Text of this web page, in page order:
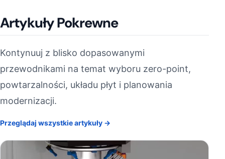
Artykuły Pokrewne
Kontynuuj z blisko dopasowanymi
przewodnikami na temat wyboru zero-point,
powtarzalności, układu płyt i planowania
modernizacji.
Przeglądaj wszystkie artykuły →